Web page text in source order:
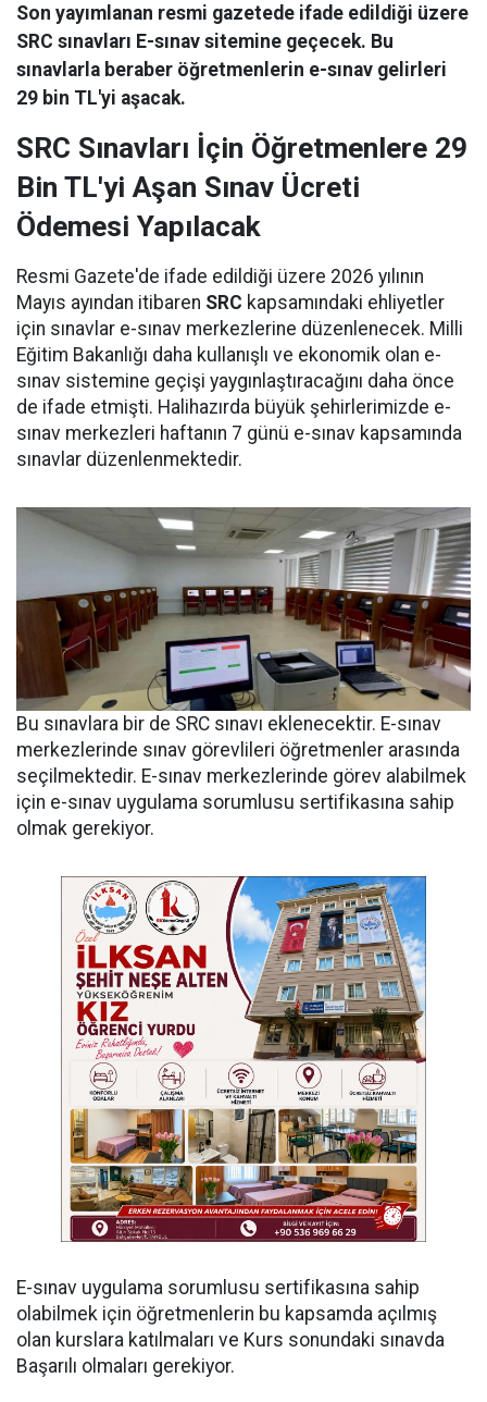
Son yayımlanan resmi gazetede ifade edildiği üzere
SRC sınavları E-sınav sitemine geçecek. Bu
sınavlarla beraber öğretmenlerin e-sınav gelirleri
29 bin TL'yi aşacak.
SRC Sınavları İçin Öğretmenlere 29
Bin TL'yi Aşan Sınav Ücreti
Ödemesi Yapılacak
Resmi Gazete'de ifade edildiği üzere 2026 yılının
Mayıs ayından itibaren SRC kapsamındaki ehliyetler
için sınavlar e-sınav merkezlerine düzenlenecek. Milli
Eğitim Bakanlığı daha kullanışlı ve ekonomik olan e-
sınav sistemine geçişi yaygınlaştıracağını daha önce
de ifade etmişti. Halihazırda büyük şehirlerimizde e-
sınav merkezleri haftanın 7 günü e-sınav kapsamında
sınavlar düzenlenmektedir.
Bu sınavlara bir de SRC sınavı eklenecektir. E-sınav
merkezlerinde sınav görevlileri öğretmenler arasında
seçilmektedir. E-sınav merkezlerinde görev alabilmek
için e-sınav uygulama sorumlusu sertifikasına sahip
olmak gerekiyor.
E-sınav uygulama sorumlusu sertifikasına sahip
olabilmek için öğretmenlerin bu kapsamda açılmış
olan kurslara katılmaları ve Kurs sonundaki sınavda
Başarılı olmaları gerekiyor.